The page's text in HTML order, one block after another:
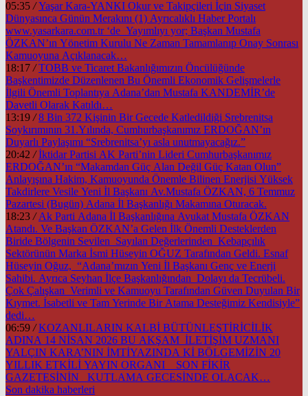
05:35 / Yaşar Kara-YANKI Okur ve Takipçileri İçin Siyaset
Dünyasınca Günün Merakını (1) Ayrıcalıklı Haber Portalı
www.yasarkara.com.tr ‘de Yayımlıyı yor; Başkan Mustafa
ÖZKAN’ın Yönetim Kurulu Ne Zaman Tamamlanıp Onay Sonrası
Kamuoyuna Açıklanacak…
18:17 / TOBB ve Ticaret Bakanlığımızın Öncülüğünde
Başkentimizde Düzenlenen Bu Önemli Ekonomik Gelişmelerle
İlgili Önemli Toplantıya Adana’dan Mustafa KANDEMİR’de
Davetli Olarak Katıldı…
13:19 / 8 Bin 372 Kişinin Bir Gecede Katledildiği Srebrenitsa
Soykırımının 31.Yılında, Cumhurbaşkanımız ERDOĞAN’ın
Duyarlı Paylaşımı “Srebrenitsa’yı asla unutmayacağız.”
20:42 / İktidar Partisi AK Parti’nin Lideri Cumhurbaşkanımız
ERDOĞAN’ın “Makamdan Güç Alan Değil Güç Katan Olun”
Anlayışına Hakim, Kamuoyunda Önemle Bilinen Enerjisi Yüksek
Takdirlere Vesile Yeni İl Başkanı Av.Mustafa ÖZKAN, 6 Temmuz
Pazartesi (Bugün) Adana İl Başkanlığı Makamına Oturacak.
18:23 / Ak Parti Adana İl Başkanlığına Avukat Mustafa ÖZKAN
Atandı. Ve Başkan ÖZKAN’a Gelen İlk Önemli Desteklerden
Biride Bölgenin Sevilen Sayılan Değerlerinden Kebapçılık
Sektörünün Marka İsmi Hüseyin OĞUZ Tarafından Geldi. Esnaf
Hüseyin Oğuz, “Adana’mızın Yeni İl Başkanı Genç ve Enerji
Sahibi. Ayrıca Seyhan İlçe Başkanlığından Dolayı da Tecrübeli.
Çok Çalışkan Verimli ve Kamuoyu Tarafından Güven Duyulan Bir
Kıymet. İsabetli ve Tam Yerinde Bir Atama Desteğimiz Kendisiyle”
dedi…
06:59 / KOZANLILARIN KALBİ BÜTÜNLEŞTİRİCİLİK
ADINA 14 NİSAN 2026 BU AKŞAM İLETİŞİM UZMANI
YALÇIN KARA’NIN İMTİYAZINDA Kİ BÖLGEMİZİN 20
YILLIK ETKİLİ YAYIN ORGANI SON FİKİR
GAZETESİNİN KUTLAMA GECESİNDE OLACAK…
Son dakika haberleri